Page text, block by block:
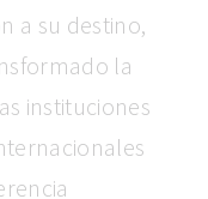
a su destino,
la
instituciones